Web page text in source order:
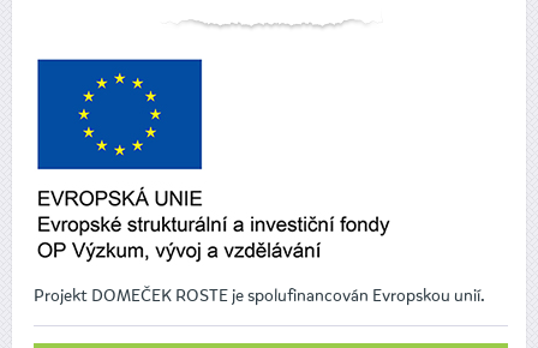
Projekt DOMEČEK ROSTE je spolufinancován Evropskou unií.